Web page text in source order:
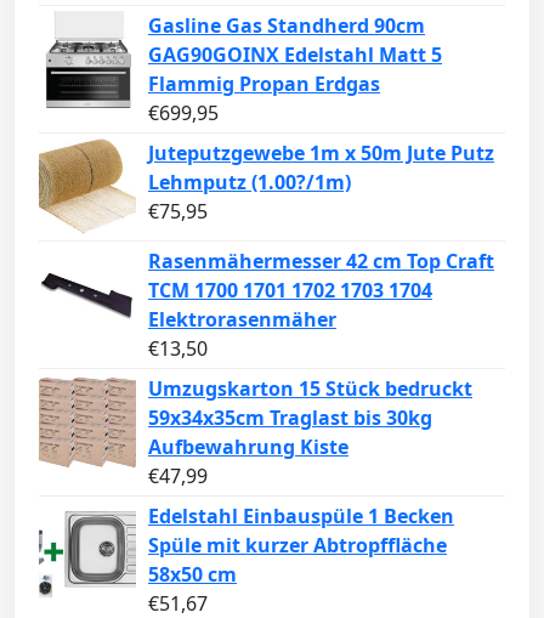
Gasline Gas Standherd 90cm
GAG90GOINX Edelstahl Matt 5
Flammig Propan Erdgas
€699,95
Juteputzgewebe 1m x 50m Jute Putz
Lehmputz (1.00?/1m)
€75,95
Rasenmähermesser 42 cm Top Craft
TCM 1700 1701 1702 1703 1704
Elektrorasenmäher
€13,50
Umzugskarton 15 Stück bedruckt
59x34x35cm Traglast bis 30kg
Aufbewahrung Kiste
€47,99
Edelstahl Einbauspüle 1 Becken
Spüle mit kurzer Abtropffläche
58x50 cm
€51,67